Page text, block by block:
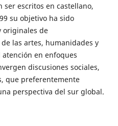
ser escritos en castellano,
su objetivo ha sido
originales de
las artes, humanidades y
atención en enfoques
discusiones sociales,
que preferentemente
perspectiva del sur global.